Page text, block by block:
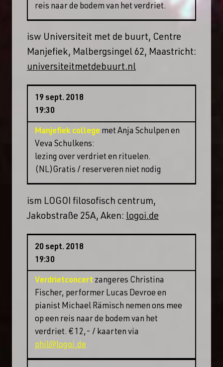
reis naar de bodem van het verdriet.
isw Universiteit met de buurt, Centre
Manjefiek, Malbergsingel 62, Maastricht:
universiteitmetdebuurt.nl
19 sept. 2018
19:30
Manjefiek college met Anja Schulpen en
Veva Schulkens:
lezing over verdriet en rituelen.
(NL)Gratis / reserveren niet nodig
ism LOGOI filosofisch centrum,
Jakobstraße 25A, Aken: logoi.de
20 sept. 2018
19:30
Verdrietconcert zangeres Christina
Fischer, performer Lucas Devroe en
pianist Michael Rämisch nemen ons mee
op een reis naar de bodem van het
verdriet. € 12,- / kaarten via
phil@logoi.de